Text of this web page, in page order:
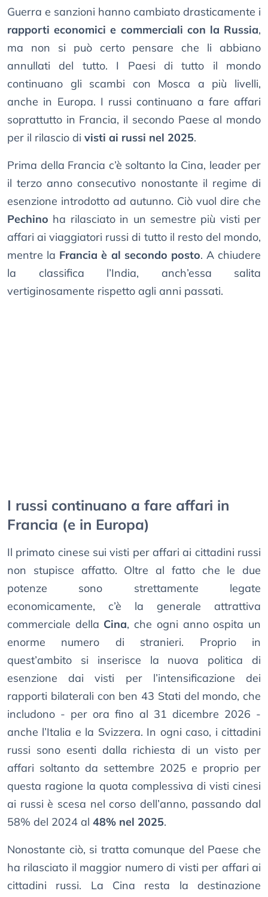
Guerra e sanzioni hanno cambiato drasticamente i
rapporti economici e commerciali con la Russia,
ma non si può certo pensare che li abbiano
annullati del tutto. I Paesi di tutto il mondo
continuano gli scambi con Mosca a più livelli,
anche in Europa. I russi continuano a fare affari
soprattutto in Francia, il secondo Paese al mondo
per il rilascio di visti ai russi nel 2025.
Prima della Francia c’è soltanto la Cina, leader per
il terzo anno consecutivo nonostante il regime di
esenzione introdotto ad autunno. Ciò vuol dire che
Pechino ha rilasciato in un semestre più visti per
affari ai viaggiatori russi di tutto il resto del mondo,
mentre la Francia è al secondo posto. A chiudere
la classifica l’India, anch’essa salita
vertiginosamente rispetto agli anni passati.
I russi continuano a fare affari in
Francia (e in Europa)
Il primato cinese sui visti per affari ai cittadini russi
non stupisce affatto. Oltre al fatto che le due
potenze sono strettamente legate
economicamente, c’è la generale attrattiva
commerciale della Cina, che ogni anno ospita un
enorme numero di stranieri. Proprio in
quest’ambito si inserisce la nuova politica di
esenzione dai visti per l’intensificazione dei
rapporti bilaterali con ben 43 Stati del mondo, che
includono - per ora fino al 31 dicembre 2026 -
anche l’Italia e la Svizzera. In ogni caso, i cittadini
russi sono esenti dalla richiesta di un visto per
affari soltanto da settembre 2025 e proprio per
questa ragione la quota complessiva di visti cinesi
ai russi è scesa nel corso dell’anno, passando dal
58% del 2024 al 48% nel 2025.
Nonostante ciò, si tratta comunque del Paese che
ha rilasciato il maggior numero di visti per affari ai
cittadini russi. La Cina resta la destinazione